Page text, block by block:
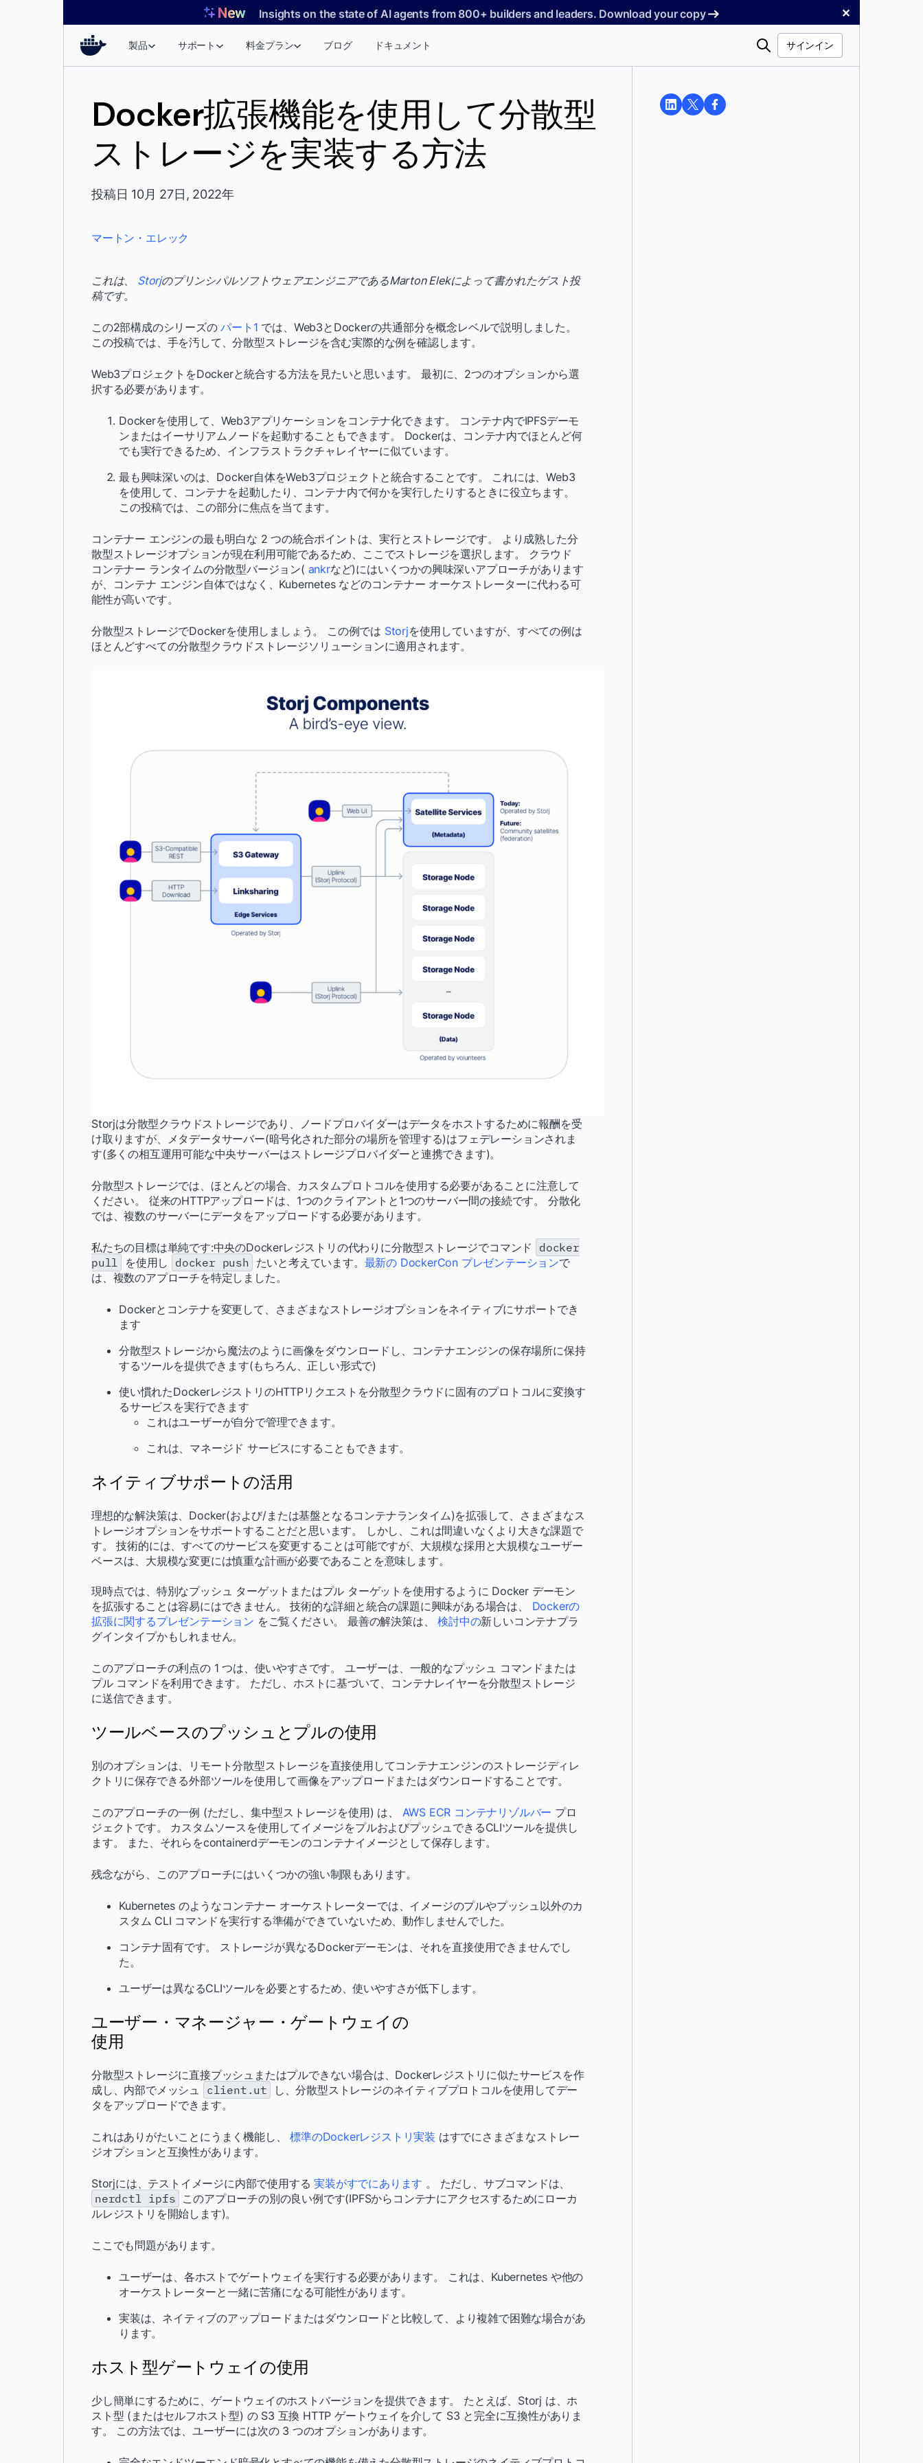
Insights on the state of AI agents from 800+ builders and leaders. Download your copy ✕
製品 サポート 料金プラン ブログ ドキュメント
検
サインイン
Docker拡張機能を使用して分散型
ストレージを実装する方法
投稿日 10月 27日, 2022年
マートン・エレック
これは、 StorjのプリンシパルソフトウェアエンジニアであるMarton Elekによって書かれたゲスト投
稿です。
この2部構成のシリーズのパート1 では、Web3とDockerの共通部分を概念レベルで説明しました。
この投稿では、手を汚して、分散型ストレージを含む実際的な例を確認します。
Web3プロジェクトをDockerと統合する方法を見たいと思います。 最初に、2つのオプションから選
択する必要があります。
Dockerを使用して、Web3アプリケーションをコンテナ化できます。 コンテナ内でIPFSデーモ
ンまたはイーサリアムノードを起動することもできます。 Dockerは、コンテナ内でほとんど何
でも実行できるため、インフラストラクチャレイヤーに似ています。
最も興味深いのは、Docker自体をWeb3プロジェクトと統合することです。 これには、Web3
を使用して、コンテナを起動したり、コンテナ内で何かを実行したりするときに役立ちます。
この投稿では、この部分に焦点を当てます。
コンテナー エンジンの最も明白な 2 つの統合ポイントは、実行とストレージです。 より成熟した分
散型ストレージオプションが現在利用可能であるため、ここでストレージを選択します。 クラウド
コンテナー ランタイムの分散型バージョン( ankrなど)にはいくつかの興味深いアプローチがあります
が、コンテナ エンジン自体ではなく、Kubernetes などのコンテナー オーケストレーターに代わる可
能性が高いです。
分散型ストレージでDockerを使用しましょう。 この例では Storjを使用していますが、すべての例は
ほとんどすべての分散型クラウドストレージソリューションに適用されます。
Storjは分散型クラウドストレージであり、ノードプロバイダーはデータをホストするために報酬を受
け取りますが、メタデータサーバー(暗号化された部分の場所を管理する)はフェデレーションされま
す(多くの相互運用可能な中央サーバーはストレージプロバイダーと連携できます)。
分散型ストレージでは、ほとんどの場合、カスタムプロトコルを使用する必要があることに注意して
ください。 従来のHTTPアップロードは、1つのクライアントと1つのサーバー間の接続です。 分散化
では、複数のサーバーにデータをアップロードする必要があります。
私たちの目標は単純です:中央のDockerレジストリの代わりに分散型ストレージでコマンド
docker
pull
を使用し docker push たいと考えています。 最新の DockerCon プレゼンテーションで
は、複数のアプローチを特定しました。
Dockerとコンテナを変更して、さまざまなストレージオプションをネイティブにサポートでき
ます
分散型ストレージから魔法のように画像をダウンロードし、コンテナエンジンの保存場所に保持
するツールを提供できます(もちろん、正しい形式で)
使い慣れたDockerレジストリのHTTPリクエストを分散型クラウドに固有のプロトコルに変換す
るサービスを実行できます
これはユーザーが自分で管理できます。
これは、マネージド サービスにすることもできます。
ネイティブサポートの活用
理想的な解決策は、Docker(および/または基盤となるコンテナランタイム)を拡張して、さまざまなス
トレージオプションをサポートすることだと思います。 しかし、これは間違いなくより大きな課題で
す。 技術的には、すべてのサービスを変更することは可能ですが、大規模な採用と大規模なユーザー
ベースは、大規模な変更には慎重な計画が必要であることを意味します。
現時点では、特別なプッシュ ターゲットまたはプル ターゲットを使用するように Docker デーモン
を拡張することは容易にはできません。 技術的な詳細と統合の課題に興味がある場合は、 Dockerの
拡張に関するプレゼンテーション をご覧ください。 最善の解決策は、検討中の新しいコンテナプラ
グインタイプかもしれません。
このアプローチの利点の 1 つは、使いやすさです。 ユーザーは、一般的なプッシュ コマンドまたは
プル コマンドを利用できます。 ただし、ホストに基づいて、コンテナレイヤーを分散型ストレージ
に送信できます。
ツールベースのプッシュとプルの使用
別のオプションは、リモート分散型ストレージを直接使用してコンテナエンジンのストレージディレ
クトリに保存できる外部ツールを使用して画像をアップロードまたはダウンロードすることです。
このアプローチの一例 (ただし、集中型ストレージを使用) は、 AWS ECR コンテナリゾルバー プロ
ジェクトです。 カスタムソースを使用してイメージをプルおよびプッシュできるCLIツールを提供し
ます。 また、それらをcontainerdデーモンのコンテナイメージとして保存します。
残念ながら、このアプローチにはいくつかの強い制限もあります。
Kubernetes のようなコンテナー オーケストレーターでは、イメージのプルやプッシュ以外のカ
スタム CLI コマンドを実行する準備ができていないため、動作しませんでした。
コンテナ固有です。 ストレージが異なるDockerデーモンは、それを直接使用できませんでし
た。
ユーザーは異なるCLIツールを必要とするため、使いやすさが低下します。
ユーザー・マネージャー・ゲートウェイの
使用
分散型ストレージに直接プッシュまたはプルできない場合は、Dockerレジストリに似たサービスを作
成し、内部でメッシュ
client.ut
し、分散型ストレージのネイティブプロトコルを使用してデー
タをアップロードできます。
これはありがたいことにうまく機能し、標準のDockerレジストリ実装 はすでにさまざまなストレー
ジオプションと互換性があります。
Storjには、テストイメージに内部で使用する実装がすでにあります 。 ただし、サブコマンドは、
nerdctl ipfs このアプローチの別の良い例です(IPFSからコンテナにアクセスするためにローカ
ルレジストリを開始します)。
ここでも問題があります。
ユーザーは、各ホストでゲートウェイを実行する必要があります。 これは、Kubernetes や他の
オーケストレーターと一緒に苦痛になる可能性があります。
実装は、ネイティブのアップロードまたはダウンロードと比較して、より複雑で困難な場合があ
ります。
ホスト型ゲートウェイの使用
少し簡単にするために、ゲートウェイのホストバージョンを提供できます。 たとえば、Storj は、ホ
スト型 (またはセルフホスト型) の S3 互換 HTTP ゲートウェイを介して S3 と完全に互換性がありま
す。 この方法では、ユーザーには次の 3 つのオプションがあります。